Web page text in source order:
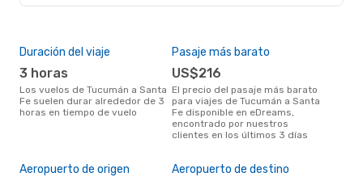
Duración del viaje
3 horas
Los vuelos de Tucumán a Santa
Fe suelen durar alrededor de 3
horas en tiempo de vuelo
Pasaje más barato
US$216
El precio del pasaje más barato
para viajes de Tucumán a Santa
Fe disponible en eDreams,
encontrado por nuestros
clientes en los últimos 3 días
Aeropuerto de origen Aeropuerto de destino